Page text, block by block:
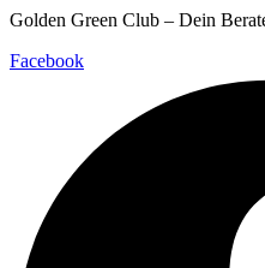
Golden Green Club – Dein
Facebook